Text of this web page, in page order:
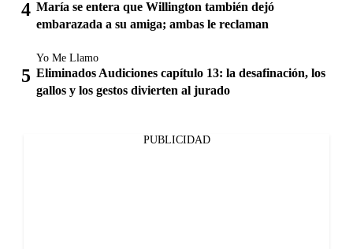
María se entera que Willington también dejó
embarazada a su amiga; ambas le reclaman
Yo Me Llamo
Eliminados Audiciones capítulo 13: la desafinación, los
gallos y los gestos divierten al jurado
PUBLICIDAD